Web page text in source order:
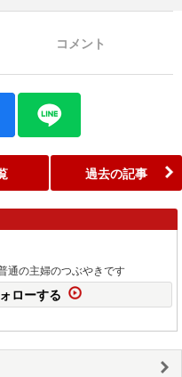
コメント
過去の記事
通の主婦のつぶやきです
ローする